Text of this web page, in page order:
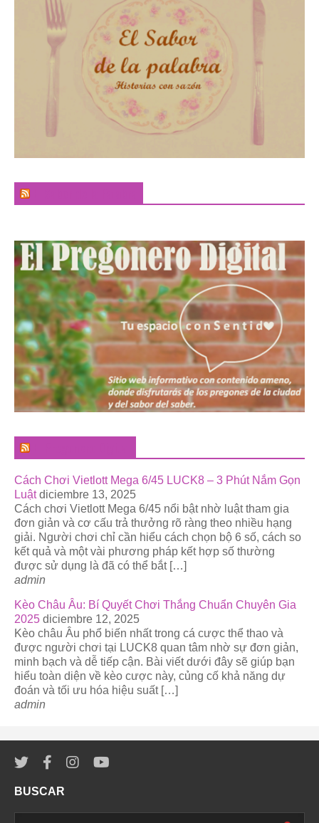
Cách Chơi Vietlott Mega 6/45 LUCK8 – 3 Phút Nắm Gọn
Luật diciembre 13, 2025
Cách chơi Vietlott Mega 6/45 nổi bật nhờ luật tham gia
đơn giản và cơ cấu trả thưởng rõ ràng theo nhiều hạng
giải. Người chơi chỉ cần hiểu cách chọn bộ 6 số, cách so
kết quả và một vài phương pháp kết hợp số thường
được sử dụng là đã có thể bắt […]
admin
Kèo Châu Âu: Bí Quyết Chơi Thắng Chuẩn Chuyên Gia
2025 diciembre 12, 2025
Kèo châu Âu phổ biến nhất trong cá cược thể thao và
được người chơi tại LUCK8 quan tâm nhờ sự đơn giản,
minh bạch và dễ tiếp cận. Bài viết dưới đây sẽ giúp bạn
hiểu toàn diện về kèo cược này, củng cố khả năng dự
đoán và tối ưu hóa hiệu suất […]
admin
BUSCAR